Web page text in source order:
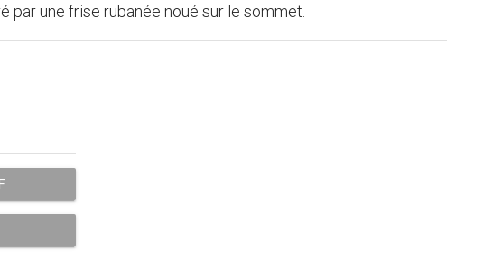
par une frise rubanée noué sur le sommet.